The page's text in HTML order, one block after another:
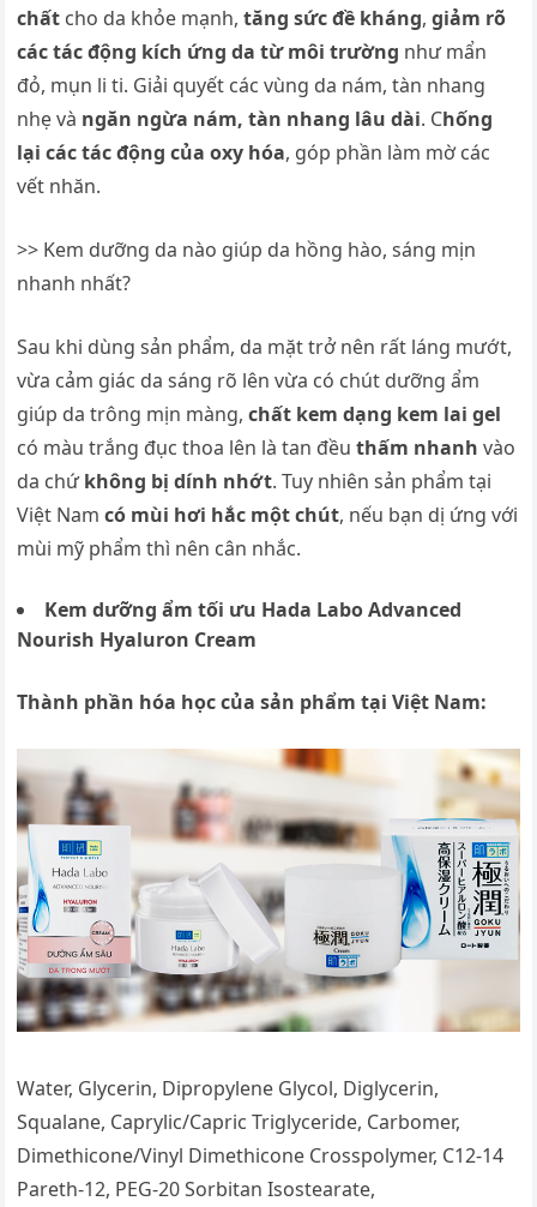
chất cho da khỏe mạnh,tăng sức đề kháng,giảm rõ
các tác động kích ứng da từ môi trường như mẩn
đỏ, mụn li ti. Giải quyết các vùng da nám, tàn nhang
nhẹ và ngăn ngừa nám, tàn nhang lâu dài. Chống
lại các tác động của oxy hóa, góp phần làm mờ các
vết nhăn.
>> Kem dưỡng da nào giúp da hồng hào, sáng mịn
nhanh nhất?
Sau khi dùng sản phẩm, da mặt trở nên rất láng mướt,
vừa cảm giác da sáng rõ lên vừa có chút dưỡng ẩm
giúp da trông mịn màng,chất kem dạng kem lai gel
có màu trắng đục thoa lên là tan đềuthấm nhanh vào
da chứkhông bị dính nhớt. Tuy nhiên sản phẩm tại
Việt Namcó mùi hơi hắc một chút, nếu bạn dị ứng với
mùi mỹ phẩm thì nên cân nhắc.
Kem dưỡng ẩm tối ưu Hada Labo Advanced
Nourish Hyaluron Cream
Thành phần hóa học của sản phẩm tại Việt Nam:
Water, Glycerin, Dipropylene Glycol, Diglycerin,
Squalane, Caprylic/Capric Triglyceride, Carbomer,
Dimethicone/Vinyl Dimethicone Crosspolymer, C12-14
Pareth-12, PEG-20 Sorbitan Isostearate,